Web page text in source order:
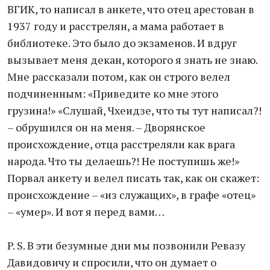
ВГИК, то написал в анкете, что отец арестован в
1937 году и расстрелян, а мама работает в
библиотеке. Это было до экзаменов. И вдруг
вызывает меня декан, которого я знать не знаю.
Мне рассказали потом, как он строго велел
подчиненным: «Приведите ко мне этого
грузина!» «Слушай, Чхеидзе, что ты тут написал?!
– обрушился он на меня. – Дворянское
происхождение, отца расстреляли как врага
народа. Что ты делаешь?! Не поступишь же!»
Порвал анкету и велел писать так, как он скажет:
происхождение – «из служащих», в графе «отец»
– «умер». И вот я перед вами…
P. S. В эти безумные дни мы позвонили Ревазу
Давидовичу и спросили, что он думает о